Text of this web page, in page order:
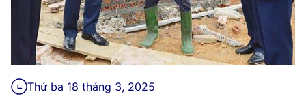
Thứ ba 18 tháng 3, 2025